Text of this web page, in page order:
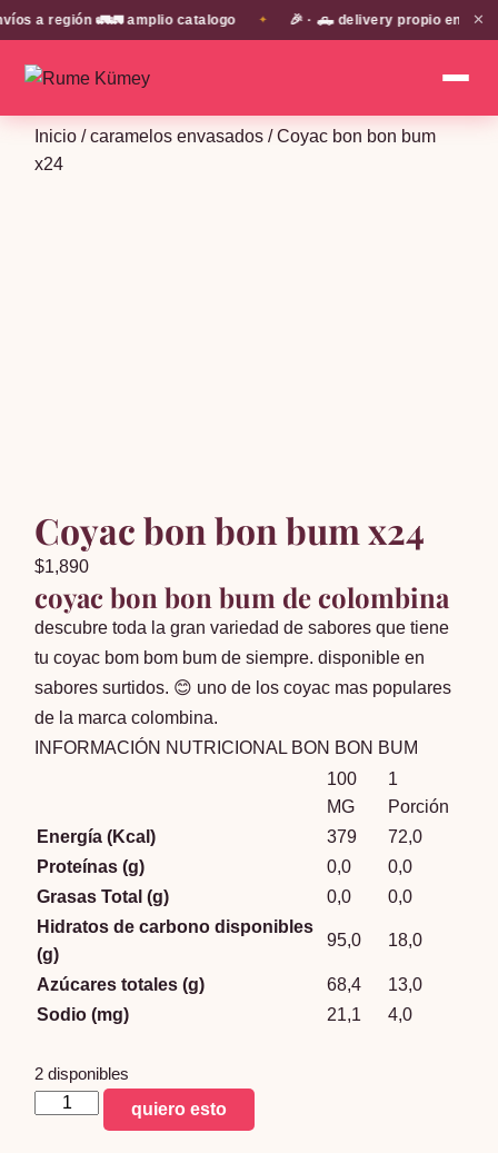
a región 🚛🚛 amplio catalogo ✦ 🎉 · 🛻 delivery propio en EN ✕
Inicio /caramelos envasados / Coyac bon bon bum
x24
Coyac bon bon bum x24
$1,890
coyac bon bon bum de colombina
descubre toda la gran variedad de sabores que tiene
tu coyac bom bom bum de siempre. disponible en
sabores surtidos. 😊 uno de los coyac mas populares
de la marca colombina.
INFORMACIÓN NUTRICIONAL BON BON BUM
100
MG
1
Porción
Energía (Kcal)
379
72,0
Proteínas (g)
0,0
0,0
Grasas Total (g)
0,0
0,0
Hidratos de carbono disponibles
(g)
95,0 18,0
Azúcares totales (g) 68,4
13,0
Sodio (mg)
21,1 4,0
2 disponibles
Coyac
quiero esto